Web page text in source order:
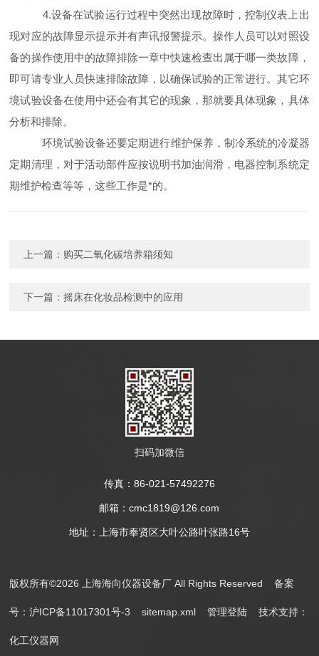
4.设备在试验运行过程中突然出现故障时，控制仪表上出
现对应的故障显示提示并有声讯报警提示。操作人员可以对照设
备的操作使用中的故障排除一章中快速检查出属于哪一类故障，
即可请专业人员快速排除故障，以确保试验的正常进行。其它环
境试验设备在使用中还会有其它的现象，那就要具体现象，具体
分析和排除。
环境试验设备还要定期进行维护保养，制冷系统的冷凝器
定期清理，对于活动部件应按说明书加油润滑，电器控制系统定
期维护检查等等，这些工作是*的。
上一篇： 购买二氧化碳培养箱须知
下一篇：摇床在化妆品检测中的应用
扫码加微信
传真：86-021-57492276
邮箱：cmc1819@126.com
地址：上海市奉贤区大叶公路叶张路16号
版权所有©2026 上海海向仪器设备厂 All Rights Reserved备案
号：沪ICP备11017301号-3 sitemap.xml 管理登陆 技术支持：
化工仪器网